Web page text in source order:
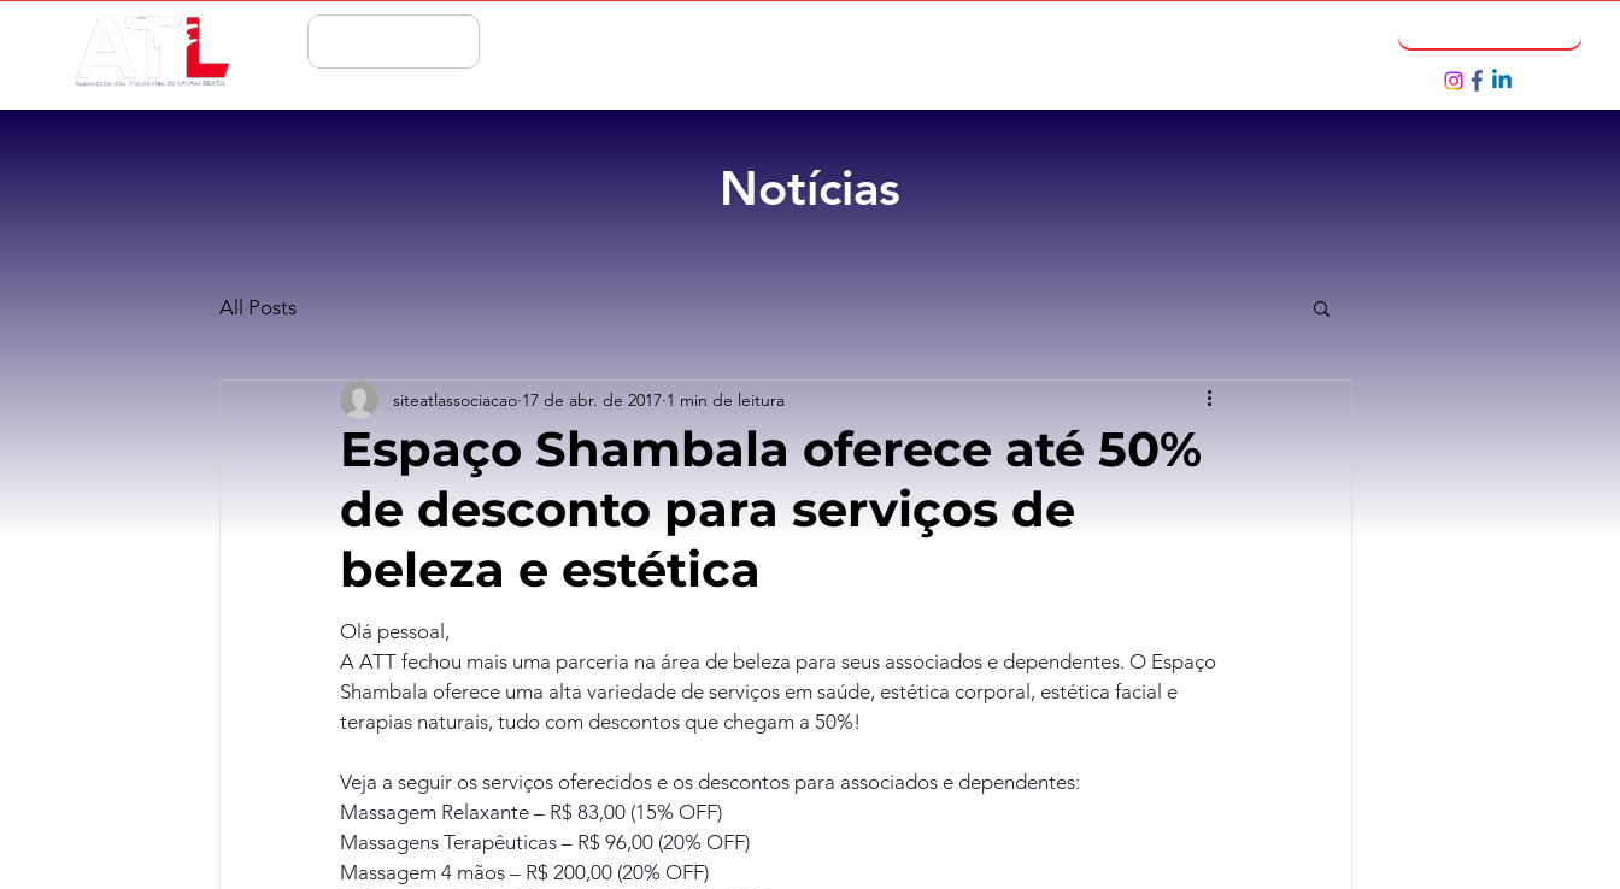
Notícias
All Posts
Espaço Shambala oferece até 50%
de desconto para serviços de
beleza e estética
siteatlassociacao 17 de abr. de 2017 1 min de leitura
Olá pessoal,
A ATT fechou mais uma parceria na área de beleza para seus associados e dependentes. O Espaço
Shambala oferece uma alta variedade de serviços em saúde, estética corporal, estética facial e
terapias naturais, tudo com descontos que chegam a 50%!
Veja a seguir os serviços oferecidos e os descontos para associados e dependentes:
Massagem Relaxante – R$ 83,00 (15% OFF)
Massagens Terapêuticas – R$ 96,00 (20% OFF)
Massagem 4 mãos – R$ 200,00 (20% OFF)